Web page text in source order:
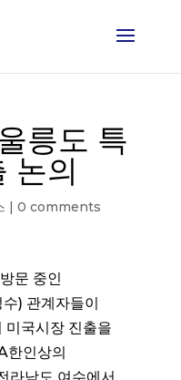
릉도 특
논의
| 0 comments
문 중인
) 관계자들이
미국시장 진출을
한인상의